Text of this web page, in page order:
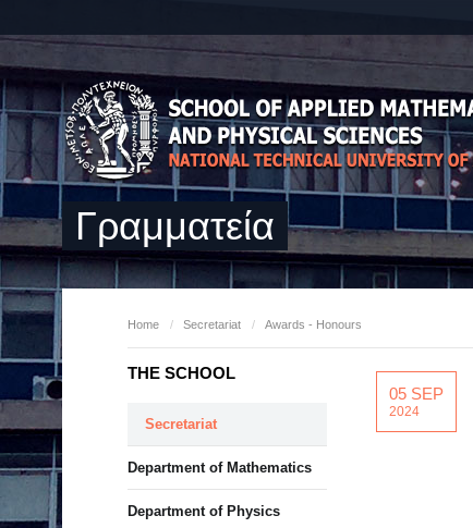
Γραμματεία
Home / Secretariat / Awards - Honours
05 SEP
2024
THE SCHOOL
Secretariat
Department of Mathematics
Department of Physics